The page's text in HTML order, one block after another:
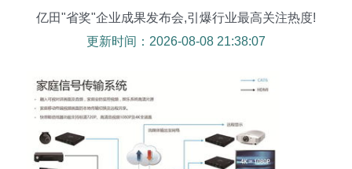
亿田"省奖"企业成果发布会,引爆行业最高关注热度!
更新时间：2026-08-08 21:38:07